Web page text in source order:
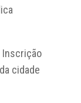
Inscrição
cidade